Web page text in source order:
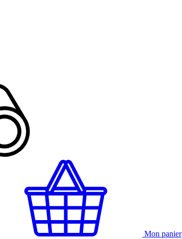
Mon panier